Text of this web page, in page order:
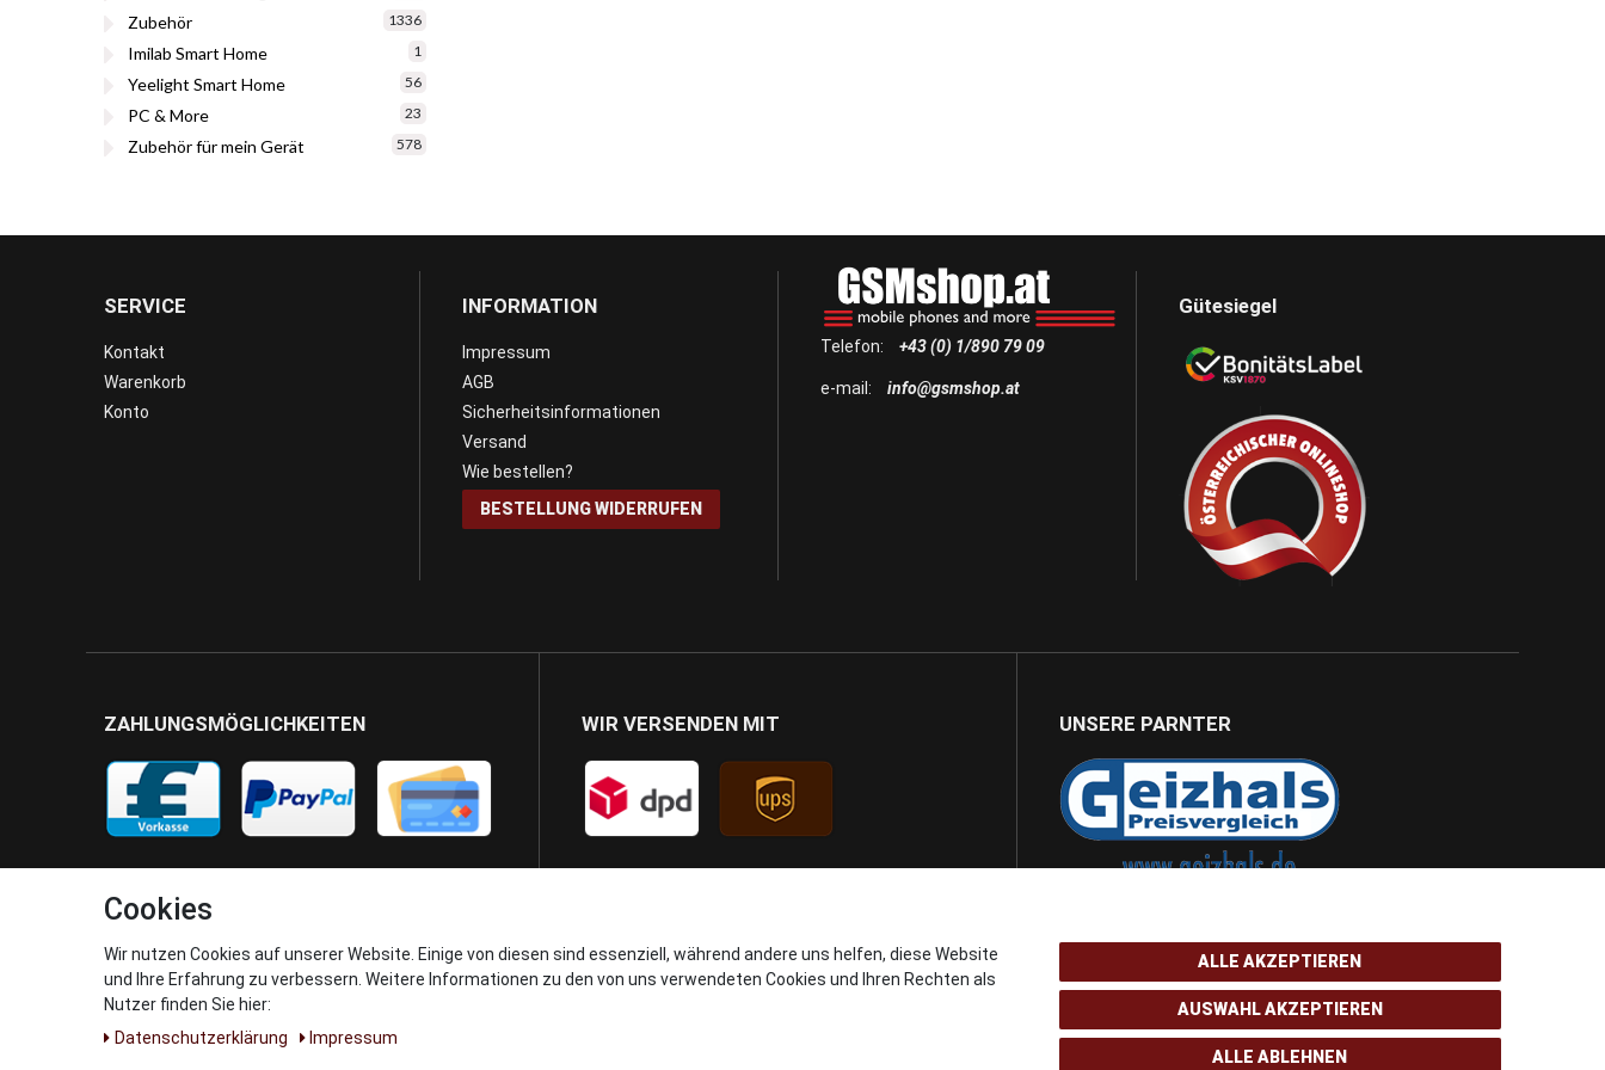
Zubehör 1336
Imilab Smart Home 1
Yeelight Smart Home 56
PC & More 23
Zubehör für mein Gerät 578
SERVICE
Kontakt
Warenkorb
Konto
INFORMATION
Impressum
AGB
Sicherheitsinformationen
Versand
Wie bestellen?
BESTELLUNG WIDERRUFEN
Telefon: +43 (0) 1/890 79 09
e-mail: info@gsmshop.at
Gütesiegel
ZAHLUNGSMÖGLICHKEITEN WIR VERSENDEN MIT UNSERE PARNTER
Cookies
Wir nutzen Cookies auf unserer Website. Einige von diesen sind essenziell, während andere uns helfen, diese Website
und Ihre Erfahrung zu verbessern. Weitere Informationen zu den von uns verwendeten Cookies und Ihren Rechten als
Nutzer finden Sie hier:
Daten­schutz­erklärung
Impressum
ALLE AKZEPTIEREN
AUSWAHL AKZEPTIEREN
ALLE ABLEHNEN